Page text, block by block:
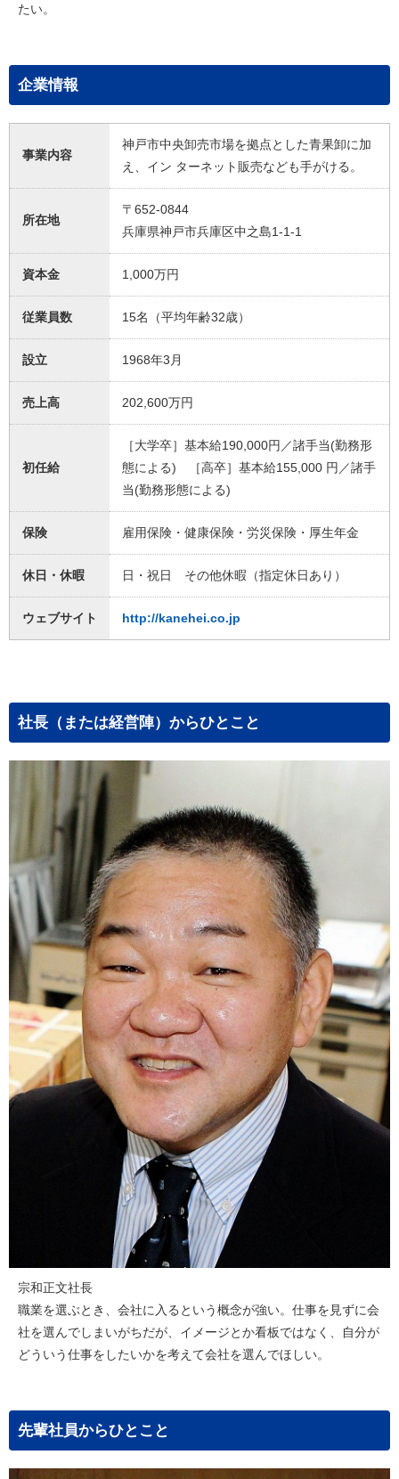
たい。
企業情報
事業内容
神戸市中央卸売市場を拠点とした青果卸に加
え、イン ターネット販売なども手がける。
所在地
〒652-0844
兵庫県神戸市兵庫区中之島1-1-1
資本金 1,000万円
従業員数 15名（平均年齢32歳）
設立 1968年3月
売上高 202,600万円
初任給
［大学卒］基本給190,000円／諸手当(勤務形
態による) ［高卒］基本給155,000 円／諸手
当(勤務形態による)
保険 雇用保険・健康保険・労災保険・厚生年金
休日・休暇 日・祝日 その他休暇（指定休日あり）
ウェブサイト http://kanehei.co.jp
社長（または経営陣）からひとこと
宗和正文社長
職業を選ぶとき、会社に入るという概念が強い。仕事を見ずに会
社を選んでしまいがちだが、イメージとか看板ではなく、自分が
どういう仕事をしたいかを考えて会社を選んでほしい。
先輩社員からひとこと